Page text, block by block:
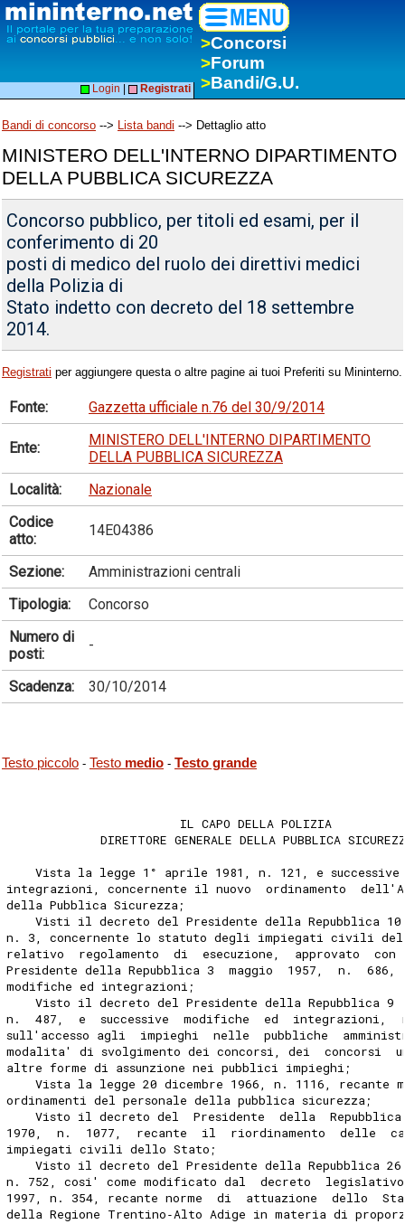
>Concorsi
>Forum
>Bandi/G.U.
Login Registrati
Bandi di concorso --> Lista bandi --> Dettaglio atto
MINISTERO DELL'INTERNO DIPARTIMENTO
DELLA PUBBLICA SICUREZZA
Concorso pubblico, per titoli ed esami, per il
conferimento di 20
posti di medico del ruolo dei direttivi medici
della Polizia di
Stato indetto con decreto del 18 settembre
2014.
Registrati per aggiungere questa o altre pagine ai tuoi Preferiti su Mininterno.
Fonte: Gazzetta ufficiale n.76 del 30/9/2014
Ente:
MINISTERO DELL'INTERNO DIPARTIMENTO
DELLA PUBBLICA SICUREZZA
Località:
Nazionale
Codice
atto:
14E04386
Sezione:
Amministrazioni centrali
Tipologia:
Concorso
Numero di
posti:
-
Scadenza: 30/10/2014
Testo piccolo - Testo medio - Testo grande
                        IL CAPO DELLA POLIZIA
DIRETTORE GENERALE DELLA PUBBLICA
Vista la legge 1° aprile 1981, n. 121, e
integrazioni, concernente il nuovo  ordinamento
della Pubblica Sicurezza;
Visti il decreto del Presidente della Repubblica
n. 3, concernente lo statuto degli impiegati civili
relativo  regolamento  di  esecuzione,  approvato
Presidente della Repubblica 3  maggio  1957,  n.  686,
modifiche ed integrazioni;
Visto il decreto del Presidente della Repubblica 9
n.  487,  e  successive  modifiche  ed  integrazioni,
sull'accesso agli  impieghi  nelle  pubbliche
modalita' di svolgimento dei concorsi, dei  concorsi
altre forme di assunzione nei pubblici impieghi;
Vista la legge 20 dicembre 1966, n. 1116, recante
ordinamenti del personale della pubblica sicurezza;
Visto il decreto del  Presidente  della
1970,  n.  1077,  recante  il  riordinamento  delle
impiegati civili dello Stato;
Visto il decreto del Presidente della Repubblica
n. 752, cosi' come modificato dal  decreto
1997, n. 354, recante norme  di  attuazione  dello
della Regione Trentino‑Alto Adige in materia di